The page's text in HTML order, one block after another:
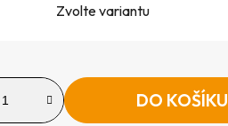
Zvolte variantu
DO KOŠÍKU